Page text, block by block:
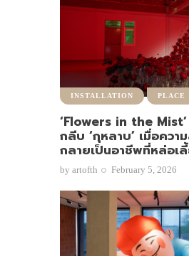
INSTALLATION PLACE
‘Flowers in the Mist’
กลีบ ‘กุหลาบ’ เมื่อควา
กลายเป็นอาชีพที่หล่อเ
by artofth February 5, 2026